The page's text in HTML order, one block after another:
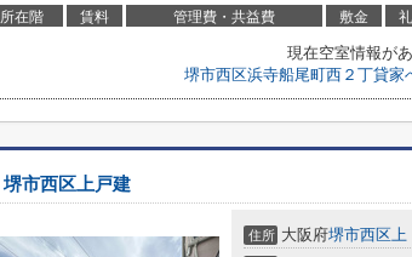
所在階 賃料 管理費・共益費 敷金
現在空室情報があ
堺市西区浜寺船尾町西２丁貸家
堺市西区上戸建
住所 大阪府堺市西区上